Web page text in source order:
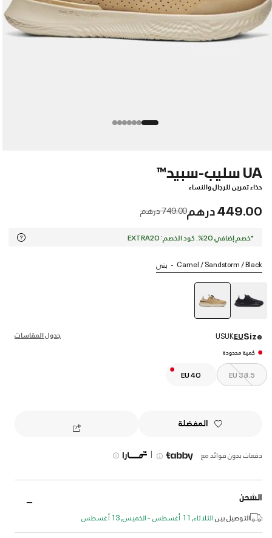
UA سليب-سبيد™
حذاء تمرين للرجال والنساء
449.00 درهم Price reduced from
749.00 درهم to
*خصم إضافي 20%. كود الخصم: EXTRA20
Camel / Sandstorm / Black بنى
جدول المقاسات Size
EU
UK
US
كمية محدودة
EU 38.5
EU 40
المفضلة
دفعات بدون فوائد مع |
الشحن
التوصيل بين:الثلاثاء, 11 أغسطس - الخميس, 13 أغسطس